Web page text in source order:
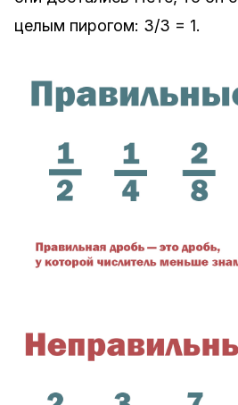
целым пирогом: 3/3 = 1.